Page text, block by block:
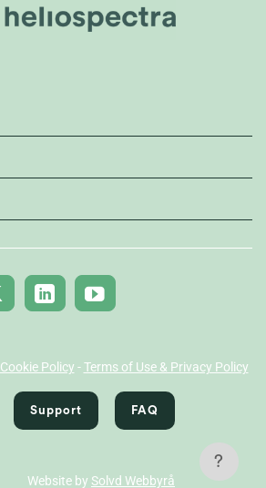
?
Cookie Policy -Terms of Use & Privacy Policy
Support FAQ
Website by Solvd Webbyrå